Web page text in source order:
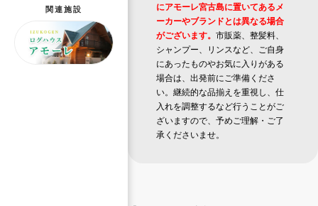
関連施設
にアモーレ宮古島に置いてあるメ
ーカーやブランドとは異なる場合
がございます。 市販薬、整髪料、
シャンプー、リンスなど、ご自身
にあったものやお気に入りがある
場合は、出発前にご準備くださ
い。継続的な品揃えを重視し、仕
入れを調整するなど行うことがご
ざいますので、予めご理解・ご了
承くださいませ。